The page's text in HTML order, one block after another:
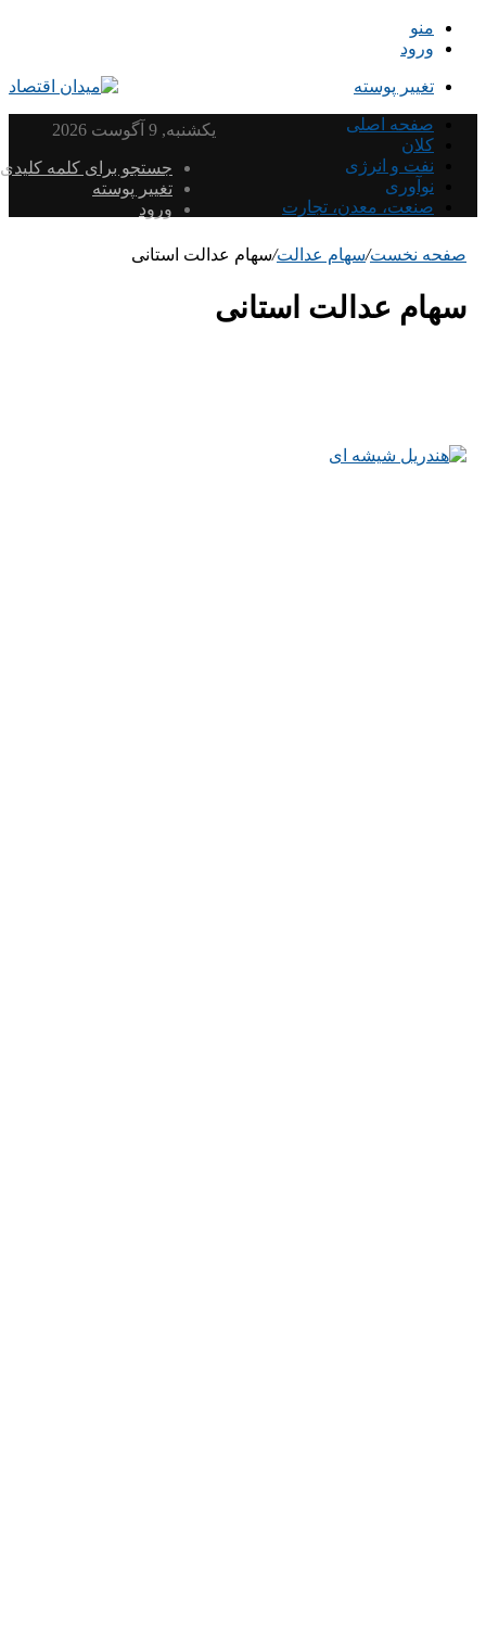
منو
ورود
تغییر پوسته
صفحه اصلی
کلان
نفت و انرژی
نوآوری
صنعت، معدن، تجارت
یکشنبه, 9 آگوست 2026
جستجو برای کلمه کلیدی
تغییر پوسته
ورود
صفحه نخست/سهام عدالت/سهام عدالت استانی
سهام عدالت استانی